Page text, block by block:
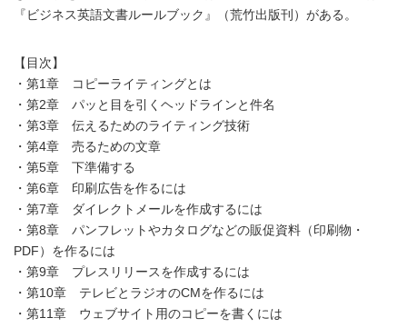
『ビジネス英語文書ルールブック』（荒竹出版刊）がある。
【目次】
・第1章 コピーライティングとは
・第2章 パッと目を引くヘッドラインと件名
・第3章 伝えるためのライティング技術
・第4章 売るための文章
・第5章 下準備する
・第6章 印刷広告を作るには
・第7章 ダイレクトメールを作成するには
・第8章 パンフレットやカタログなどの販促資料（印刷物・
PDF）を作るには
・第9章 プレスリリースを作成するには
・第10章 テレビとラジオのCMを作るには
・第11章 ウェブサイト用のコピーを書くには